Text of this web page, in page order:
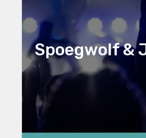
Spoegwolf &